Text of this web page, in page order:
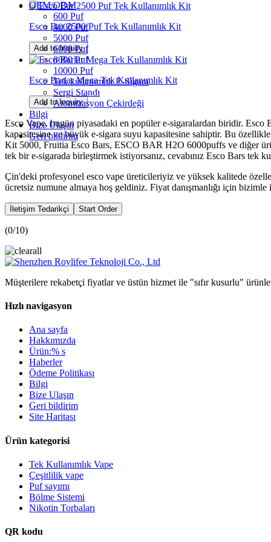
OEM/ODM
600 Puf
4000 Puf
5000 Puf
6000 Puf
8000 Puf
10000 Puf
Tek kullanımlık E-Sigara
Sergi Standı
Atomizasyon Çekirdeği
Bilgi
Bize Ulaşın
Geri bildirim
Esco Bar 2500 Puf Tek Kullanımlık Kit
Add to Inquiry
Esco Barlar Mega Tek Kullanımlık Kit
Add to Inquiry
Esco Vape, bugün piyasadaki en popüler e-sigaralardan biridir. Esco
kapasitesine ve büyük e-sigara suyu kapasitesine sahiptir. Bu
Kit 5000, Fruitia Esco Bars, ESCO BAR H2O 6000puffs ve diğer
tek bir e-sigarada birleştirmek istiyorsanız, cevabınız Esco Bars tek
Çin'deki profesyonel esco vape üreticileriyiz ve yüksek kalitede
ücretsiz numune almaya hoş geldiniz. Fiyat danışmanlığı için bizimle
İletişim Tedarikçi Start Order
(0/10)
Müşterilere rekabetçi fiyatlar ve üstün hizmet ile "sıfır kusurlu"
Hızlı navigasyon
Ana sayfa
Hakkımızda
Ürün:% s
Haberler
Ödeme Politikası
Bilgi
Bize Ulaşın
Geri bildirim
Site Haritası
Ürün kategorisi
Tek Kullanımlık Vape
Çeşitlilik vape
Puf sayımı
Bölme Sistemi
Nikotin Torbaları
QR kodu